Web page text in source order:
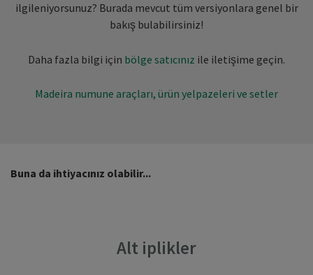
ilgileniyorsunuz? Burada mevcut tüm versiyonlara genel bir
bakış bulabilirsiniz!
Daha fazla bilgi için bölge satıcınız ile iletişime geçin.
Madeira numune araçları, ürün yelpazeleri ve setler
Buna da ihtiyacınız olabilir...
Alt iplikler